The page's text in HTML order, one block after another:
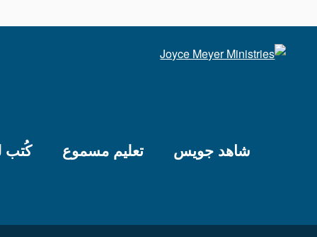
شاهد جويس تعليم مسموع كُتب